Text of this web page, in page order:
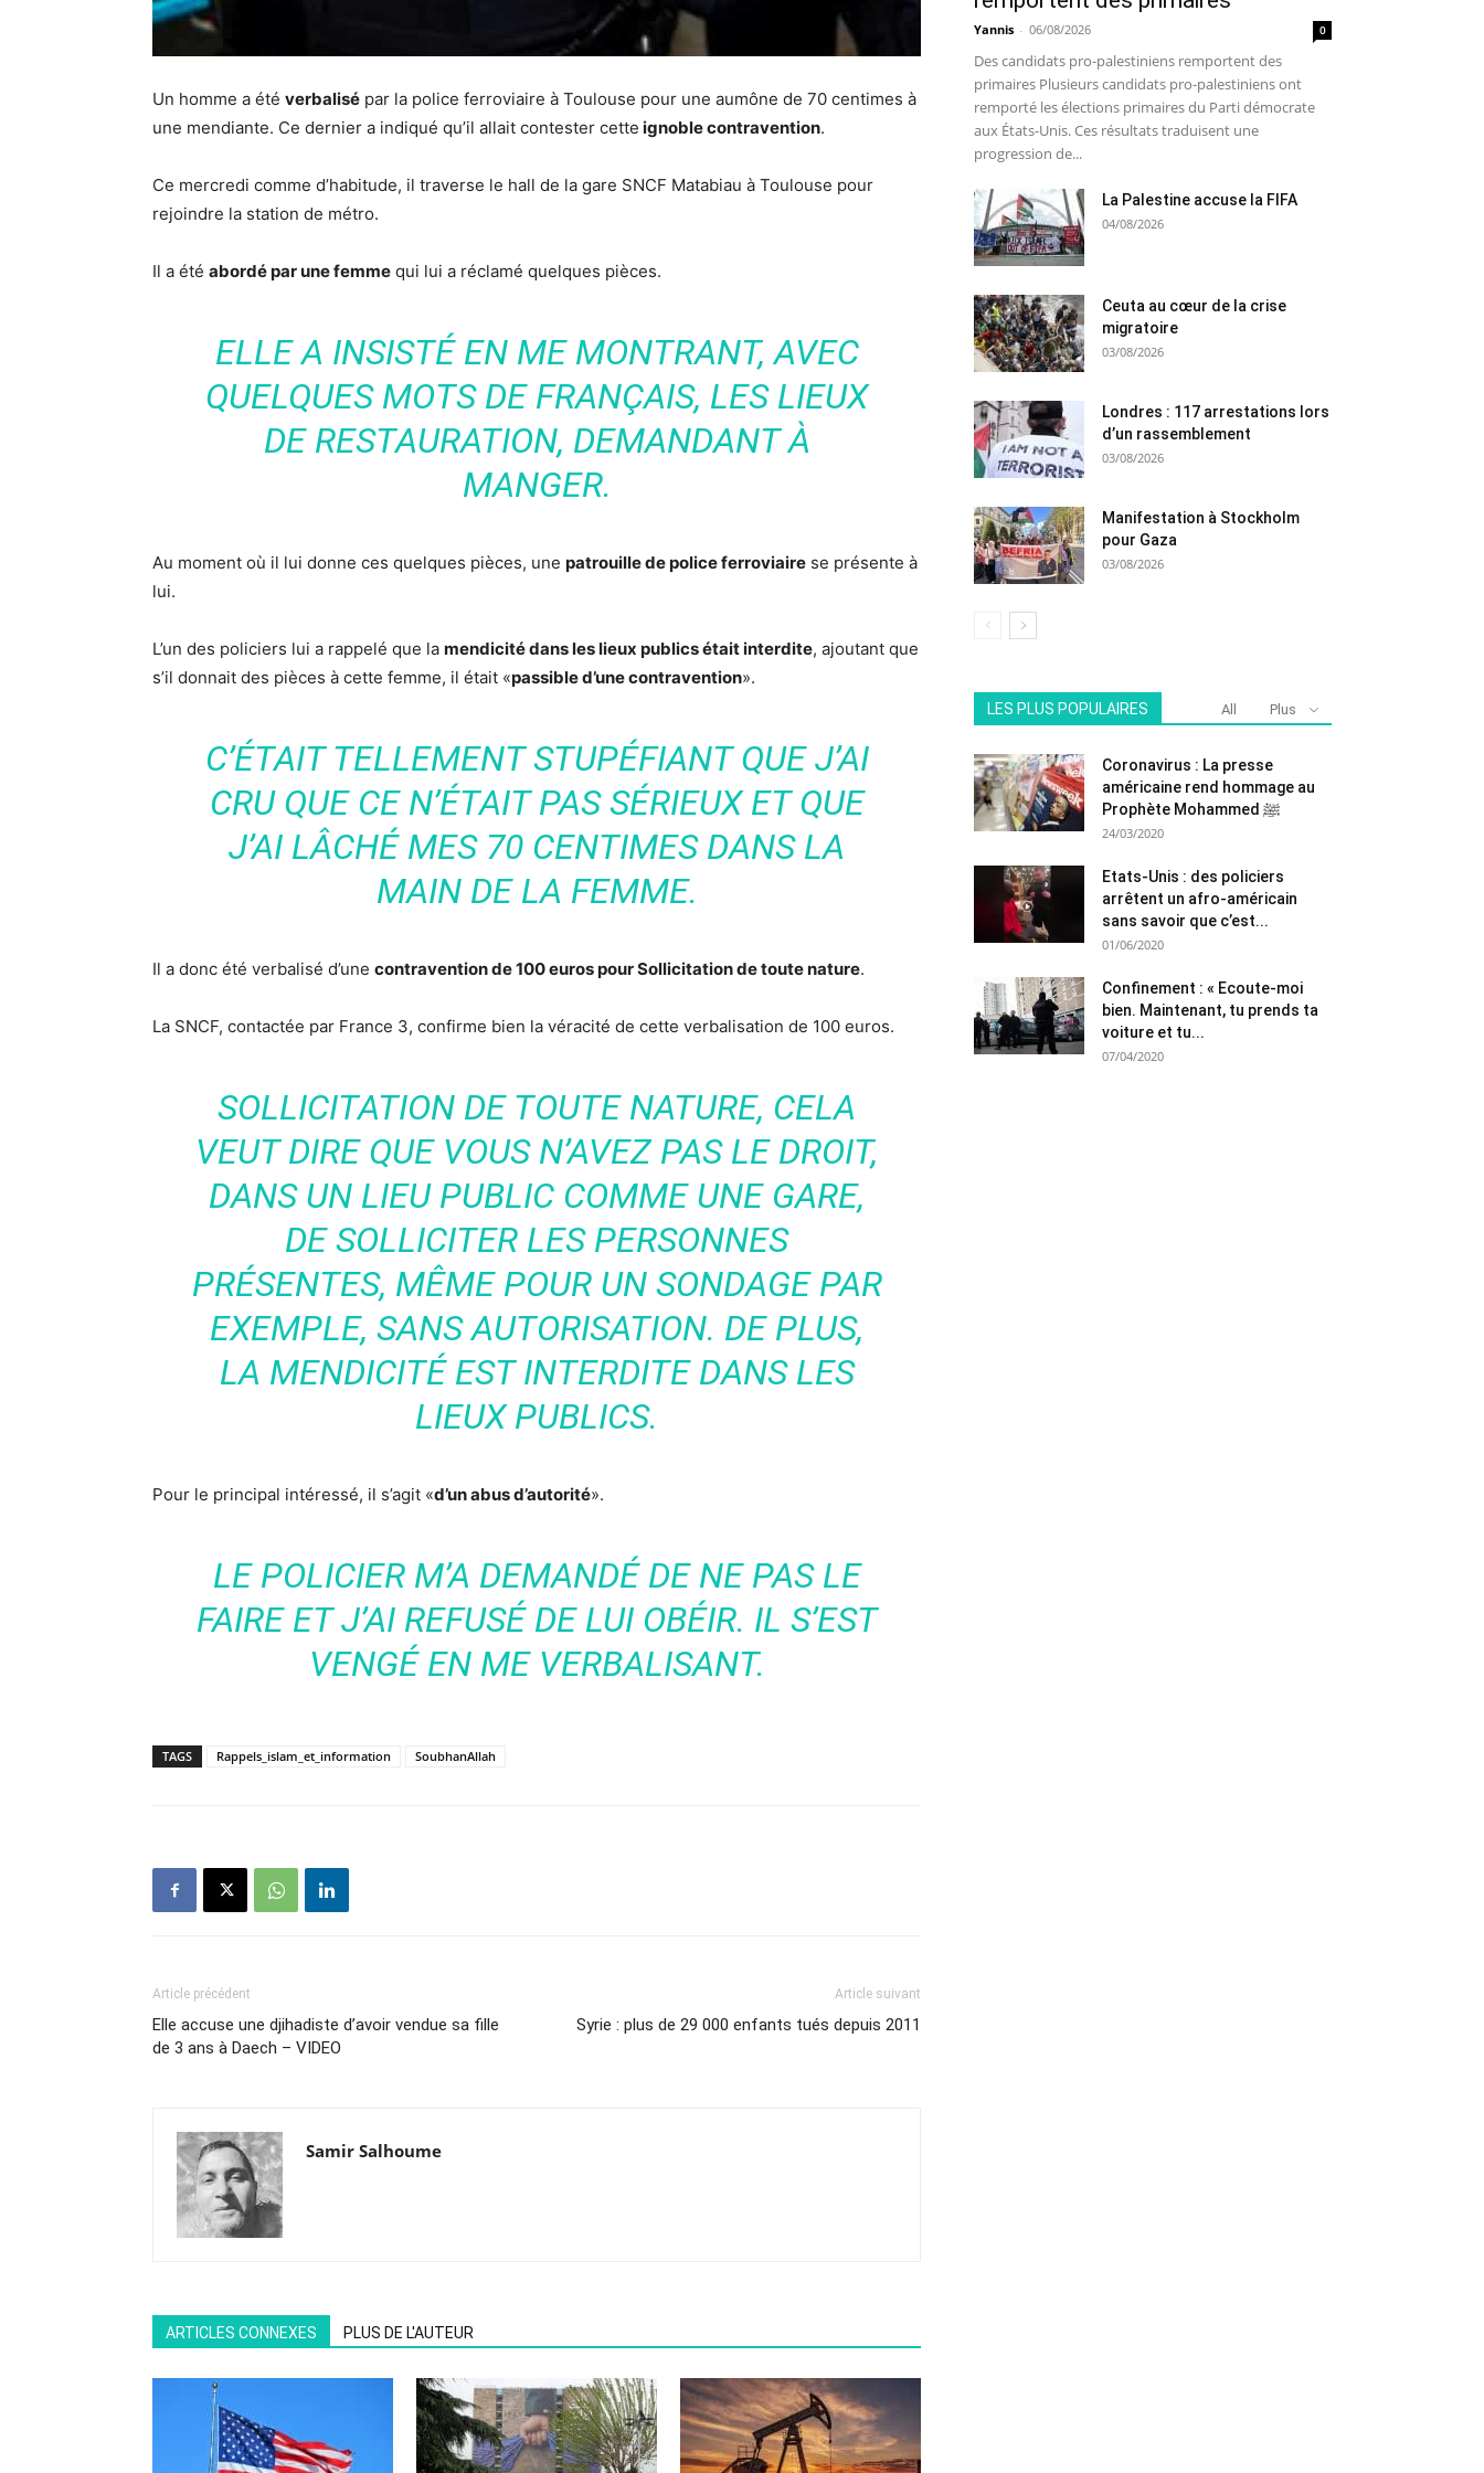
Un homme a été verbalisé par la police ferroviaire à Toulouse pour une aumône de 70 centimes à
une mendiante. Ce dernier a indiqué qu’il allait contester cette ignoble contravention.
Ce mercredi comme d’habitude, il traverse le hall de la gare SNCF Matabiau à Toulouse pour
rejoindre la station de métro.
Il a été abordé par une femme qui lui a réclamé quelques pièces.
ELLE A INSISTÉ EN ME MONTRANT, AVEC
QUELQUES MOTS DE FRANÇAIS, LES LIEUX
DE RESTAURATION, DEMANDANT À
MANGER.
Au moment où il lui donne ces quelques pièces, une patrouille de police ferroviaire se présente à
lui.
L’un des policiers lui a rappelé que la mendicité dans les lieux publics était interdite, ajoutant que
s’il donnait des pièces à cette femme, il était «passible d’une contravention».
C’ÉTAIT TELLEMENT STUPÉFIANT QUE J’AI
CRU QUE CE N’ÉTAIT PAS SÉRIEUX ET QUE
J’AI LÂCHÉ MES 70 CENTIMES DANS LA
MAIN DE LA FEMME.
Il a donc été verbalisé d’une contravention de 100 euros pour Sollicitation de toute nature.
La SNCF, contactée par France 3, confirme bien la véracité de cette verbalisation de 100 euros.
SOLLICITATION DE TOUTE NATURE, CELA
VEUT DIRE QUE VOUS N’AVEZ PAS LE DROIT,
DANS UN LIEU PUBLIC COMME UNE GARE,
DE SOLLICITER LES PERSONNES
PRÉSENTES, MÊME POUR UN SONDAGE PAR
EXEMPLE, SANS AUTORISATION. DE PLUS,
LA MENDICITÉ EST INTERDITE DANS LES
LIEUX PUBLICS.
Pour le principal intéressé, il s’agit «d’un abus d’autorité».
LE POLICIER M’A DEMANDÉ DE NE PAS LE
FAIRE ET J’AI REFUSÉ DE LUI OBÉIR. IL S’EST
VENGÉ EN ME VERBALISANT.
TAGS Rappels_islam_et_information SoubhanAllah
Article précédent
Elle accuse une djihadiste d’avoir vendue sa fille
de 3 ans à Daech – VIDEO
Article suivant
Syrie : plus de 29 000 enfants tués depuis 2011
Samir Salhoume
ARTICLES CONNEXES PLUS DE L'AUTEUR
Yannis - 06/08/2026 0
Des candidats pro-palestiniens remportent des
primaires Plusieurs candidats pro-palestiniens ont
remporté les élections primaires du Parti démocrate
aux États-Unis. Ces résultats traduisent une
progression de...
La Palestine accuse la FIFA
04/08/2026
Ceuta au cœur de la crise
migratoire
03/08/2026
Londres : 117 arrestations lors
d’un rassemblement
03/08/2026
Manifestation à Stockholm
pour Gaza
03/08/2026
LES PLUS POPULAIRES All Plus
Coronavirus : La presse
américaine rend hommage au
Prophète Mohammed ﷺ
24/03/2020
Etats-Unis : des policiers
arrêtent un afro-américain
sans savoir que c’est...
01/06/2020
Confinement : « Ecoute-moi
bien. Maintenant, tu prends ta
voiture et tu...
07/04/2020